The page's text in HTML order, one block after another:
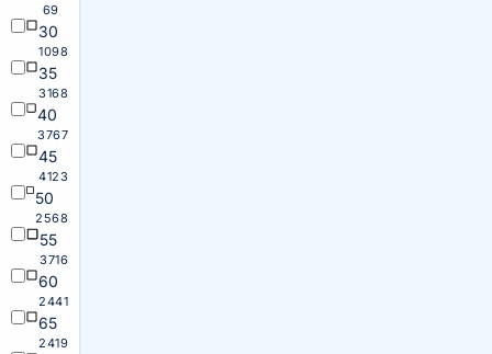
69
30
1098
35
3168
40
3767
45
4123
50
2568
55
3716
60
2441
65
2419